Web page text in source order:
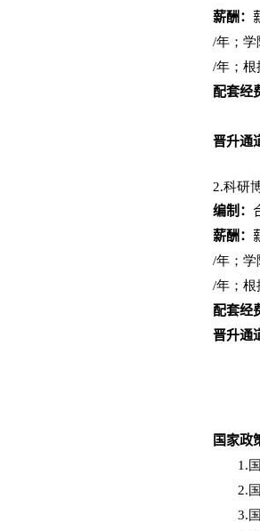
薪酬：
/年；学
/年；根
配套经
晋升通
2.科研
编制：
薪酬：
/年；学
/年；根
配套经
晋升通
国家政
1.
2.
3.